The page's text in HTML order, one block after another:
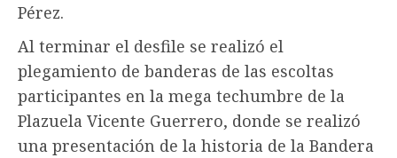
Pérez.
Al terminar el desfile se realizó el
plegamiento de banderas de las escoltas
participantes en la mega techumbre de la
Plazuela Vicente Guerrero, donde se realizó
una presentación de la historia de la Bandera